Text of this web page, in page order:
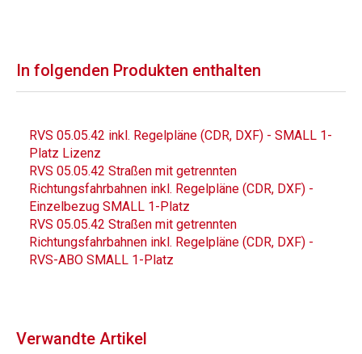
In folgenden Produkten enthalten
RVS 05.05.42 inkl. Regelpläne (CDR, DXF) - SMALL 1-
Platz Lizenz
RVS 05.05.42 Straßen mit getrennten
Richtungsfahrbahnen inkl. Regelpläne (CDR, DXF) -
Einzelbezug SMALL 1-Platz
RVS 05.05.42 Straßen mit getrennten
Richtungsfahrbahnen inkl. Regelpläne (CDR, DXF) -
RVS-ABO SMALL 1-Platz
Verwandte Artikel